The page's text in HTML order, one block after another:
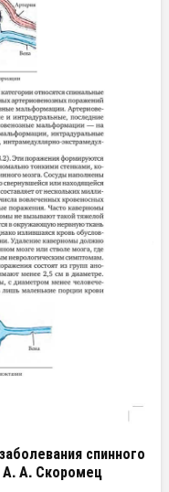
спинного
А. А. Скоромец